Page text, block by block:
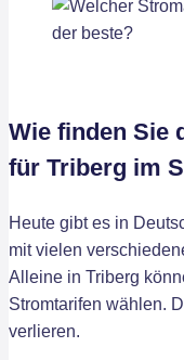
Wie finden Sie
für Triberg im
Heute gibt es in
mit vielen
Alleine in Triberg
Stromtarifen wählen.
verlieren.